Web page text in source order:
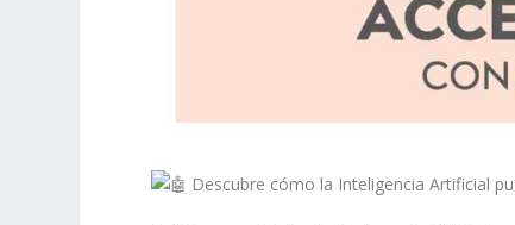
Descubre cómo la Inteligencia Artificial